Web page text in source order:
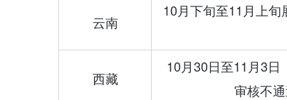
云南
10月下旬至11月上
西藏
10月30日至11月3日
审核不